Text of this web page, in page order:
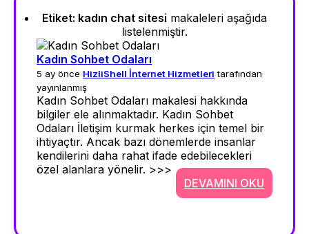
Etiket: kadın chat sitesi makaleleri aşağıda
listelenmiştir.
Kadın Sohbet Odaları
5 ay önce HizliShell İnternet Hizmetleri tarafından
yayınlanmış
Kadın Sohbet Odaları makalesi hakkında
bilgiler ele alınmaktadır. Kadın Sohbet
Odaları İletişim kurmak herkes için temel bir
ihtiyaçtır. Ancak bazı dönemlerde insanlar
kendilerini daha rahat ifade edebilecekleri
özel alanlara yönelir. >>>
DEVAMINI OKU